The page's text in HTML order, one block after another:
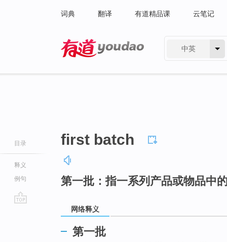
词典 翻译 有道精品课 云笔记
中英
目录
释义
例句
first batch
第一批：指一系列产品或物品中
网络释义
第一批